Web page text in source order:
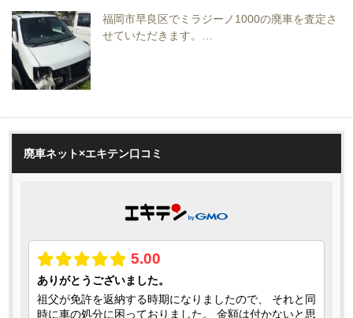
福岡市早良区でミラジーノ1000の廃車を査定さ
せていただきます。…
廃車ネット×エキテン口コミ